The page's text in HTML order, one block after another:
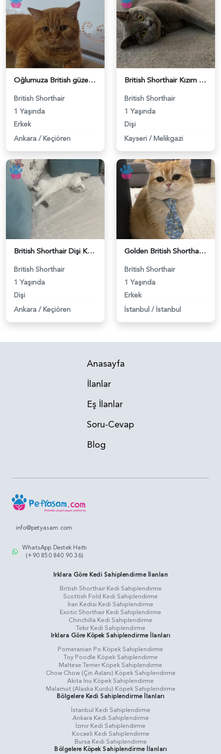
Oğlumuza British güzel dişi arıyoruz - 118984620
British Shorthair
1 Yaşında
Erkek
Ankara / Keçiören
British Shorthair Kızım Mila'ya eş arıyorum - 118984614
British Shorthair
1 Yaşında
Dişi
Kayseri / Melikgazi
British Shorthair Dişi Kedim Eş Arıyor - 118984618
British Shorthair
1 Yaşında
Dişi
Ankara / Keçiören
Golden British Shorthair 1 Yaşında Eş Arıyor - 118984604
British Shorthair
1 Yaşında
Erkek
İstanbul / İstanbul
Anasayfa
İlanlar
Eş İlanlar
Soru-Cevap
Blog
info@petyasam.com
WhatsApp Destek Hattı
(+90 850 840 90 36)
Irklara Göre Kedi Sahiplendirme İlanları
British Shorthair Kedi Sahiplendirme
Scottish Fold Kedi Sahiplendirme
İran Kedisi Kedi Sahiplendirme
Exotic Shorthair Kedi Sahiplendirme
Chinchilla Kedi Sahiplendirme
Tekir Kedi Sahiplendirme
Irklara Göre Köpek Sahiplendirme İlanları
Pomeranian Po Köpek Sahiplendirme
Toy Poodle Köpek Sahiplendirme
Maltese Terrier Köpek Sahiplendirme
Chow Chow (Çin Aslanı) Köpek Sahiplendirme
Akita Inu Köpek Sahiplendirme
Malamut (Alaska Kurdu) Köpek Sahiplendirme
Bölgelere Kedi Sahiplendirme İlanları
İstanbul Kedi Sahiplendirme
Ankara Kedi Sahiplendirme
İzmir Kedi Sahiplendirme
Kocaeli Kedi Sahiplendirme
Bursa Kedi Sahiplendirme
Bölgelere Köpek Sahiplendirme İlanları